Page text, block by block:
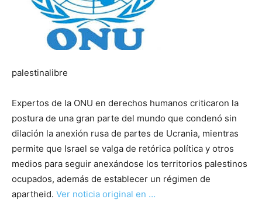
palestinalibre
Expertos de la ONU en derechos humanos criticaron la
postura de una gran parte del mundo que condenó sin
dilación la anexión rusa de partes de Ucrania, mientras
permite que Israel se valga de retórica política y otros
medios para seguir anexándose los territorios palestinos
ocupados, además de establecer un régimen de
apartheid. Ver noticia original en …